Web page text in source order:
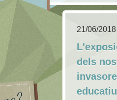
21/06/2018
dels